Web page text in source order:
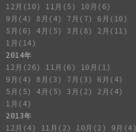
12月(10)
11月(5)
10月(6)
9月(4)
8月(4) 7月(7)
6月(10)
5月(6)
4月(5) 3月(8)
2月(11)
1月(14)
2014年
12月(26)
11月(6)
10月(1)
9月(4)
8月(3) 7月(3)
6月(4)
5月(5)
4月(5) 3月(2)
2月(4)
1月(4)
2013年
12月(4)
11月(2) 10月(2)
9月(4)